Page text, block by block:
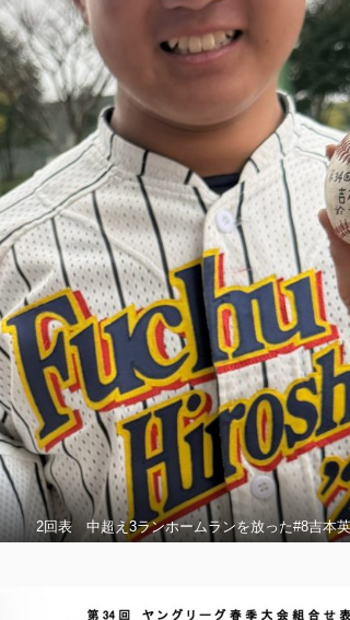
2回表 中超え3ランホームランを放った#8吉本英